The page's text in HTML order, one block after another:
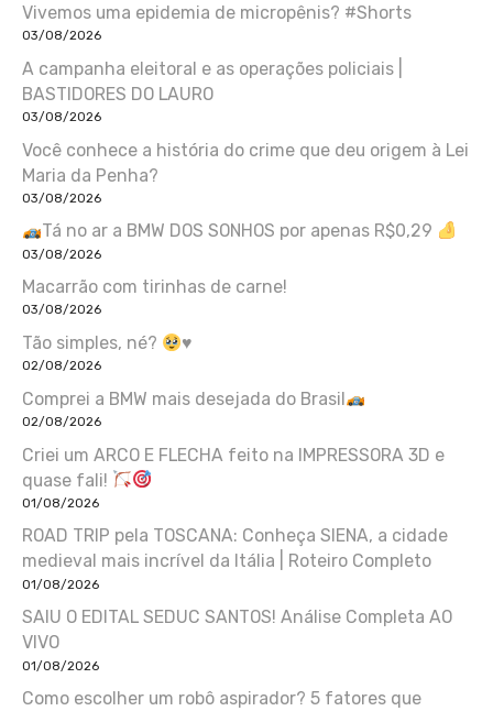
Vivemos uma epidemia de micropênis? #Shorts
03/08/2026
A campanha eleitoral e as operações policiais |
BASTIDORES DO LAURO
03/08/2026
Você conhece a história do crime que deu origem à Lei
Maria da Penha?
03/08/2026
Tá no ar a BMW DOS SONHOS por apenas R$0,29
03/08/2026
Macarrão com tirinhas de carne!
03/08/2026
Tão simples, né? ♥️
02/08/2026
Comprei a BMW mais desejada do Brasil
02/08/2026
Criei um ARCO E FLECHA feito na IMPRESSORA 3D e
quase fali!
01/08/2026
ROAD TRIP pela TOSCANA: Conheça SIENA, a cidade
medieval mais incrível da Itália | Roteiro Completo
01/08/2026
SAIU O EDITAL SEDUC SANTOS! Análise Completa AO
VIVO
01/08/2026
Como escolher um robô aspirador? 5 fatores que